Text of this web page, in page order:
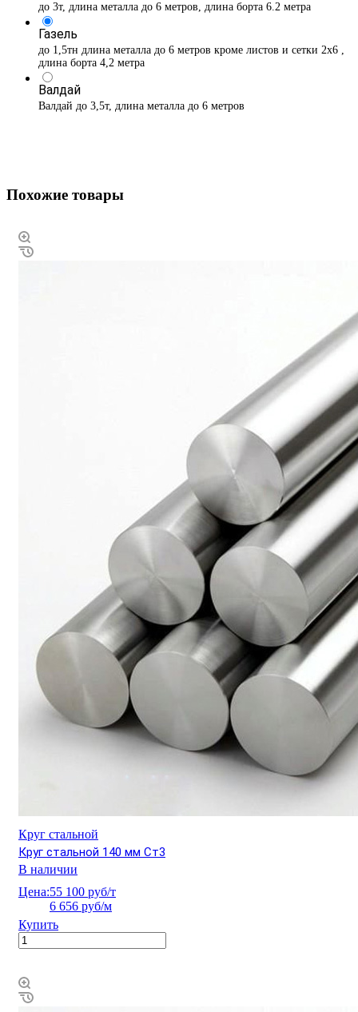
до 3т, длина металла до 6 метров, длина борта 6.2 метра
Газель
до 1,5тн длина металла до 6 метров кроме листов и сетки 2х6 ,
длина борта 4,2 метра
Валдай
Валдай до 3,5т, длина металла до 6 метров
Похожие товары
Круг стальной
Круг стальной 140 мм Ст3
В наличии
Цена:55 100 руб/т
6 656 руб/м
Купить